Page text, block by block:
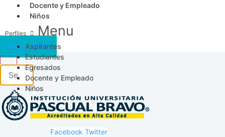
Docente y Empleado
Niños
Menu
Aspirantes
Estudiantes
Egresados
Docente y Empleado
Niños
Acceso SICAU
Facebook Twitter